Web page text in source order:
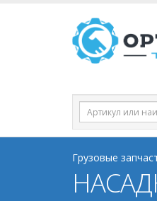
Грузовые